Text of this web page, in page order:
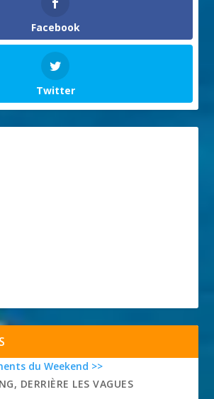
Facebook
Twitter
du Weekend >>
DERRIÈRE LES VAGUES